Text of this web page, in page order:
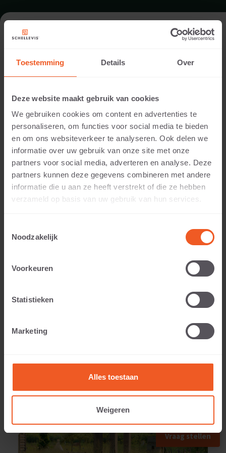
Toestemming Details Over
Deze website maakt gebruik van cookies
We gebruiken cookies om content en advertenties te
personaliseren, om functies voor social media te bieden
en om ons websiteverkeer te analyseren. Ook delen we
informatie over uw gebruik van onze site met onze
partners voor social media, adverteren en analyse. Deze
partners kunnen deze gegevens combineren met andere
informatie die u aan ze heeft verstrekt of die ze hebben
verzameld op basis van uw gebruik van hun services.
Noodzakelijk
Voorkeuren
Statistieken
Marketing
Alles toestaan
Weigeren
FORMAAT - BLOKMODEL 100X37
ASSORTIMENT TRAPTREDEN
15 CM DIKTE
125 KG
Vraag stellen